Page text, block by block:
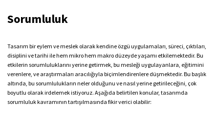
Sorumluluk
Tasarım bir eylem ve meslek olarak kendine özgü uygulamaları, süreci, çıktıları,
disiplini ve tarihi ile hem mikro hem makro düzeyde yaşamı etkilemektedir. Bu
etkilerin sorumluluklarını yerine getirmek, bu mesleği uygulayanlara, eğitimini
verenlere, ve araştırmaları aracılığıyla biçimlendirenlere düşmektedir. Bu başlık
altında, bu sorumlulukların neler olduğunu ve nasıl yerine getirileceğini, çok
boyutlu olarak irdelemek istiyoruz. Aşağıda belirtilen konular, tasarımda
sorumluluk kavramının tartışılmasında fikir verici olabilir: